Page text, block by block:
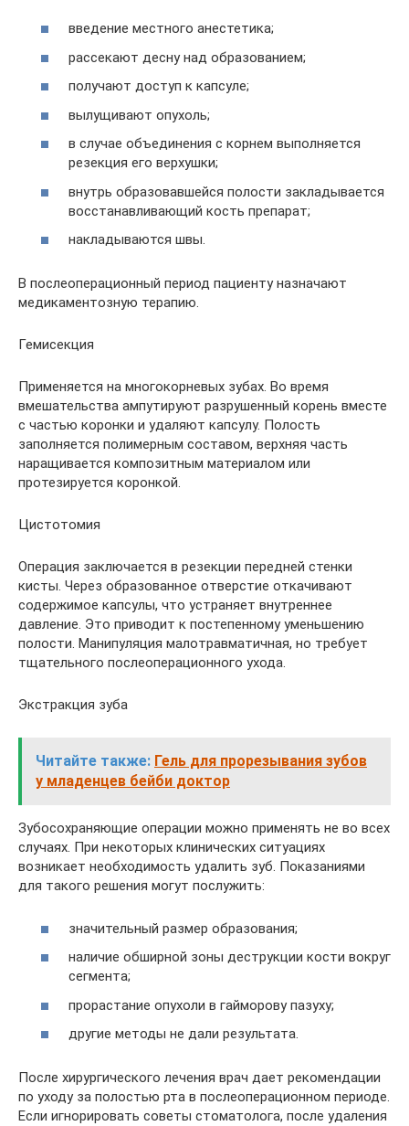
введение местного анестетика;
рассекают десну над образованием;
получают доступ к капсуле;
вылущивают опухоль;
в случае объединения с корнем выполняется
резекция его верхушки;
внутрь образовавшейся полости закладывается
восстанавливающий кость препарат;
накладываются швы.
В послеоперационный период пациенту назначают
медикаментозную терапию.
Гемисекция
Применяется на многокорневых зубах. Во время
вмешательства ампутируют разрушенный корень вместе
с частью коронки и удаляют капсулу. Полость
заполняется полимерным составом, верхняя часть
наращивается композитным материалом или
протезируется коронкой.
Цистотомия
Операция заключается в резекции передней стенки
кисты. Через образованное отверстие откачивают
содержимое капсулы, что устраняет внутреннее
давление. Это приводит к постепенному уменьшению
полости. Манипуляция малотравматичная, но требует
тщательного послеоперационного ухода.
Экстракция зуба
Читайте также: Гель для прорезывания зубов
у младенцев бейби доктор
Зубосохраняющие операции можно применять не во всех
случаях. При некоторых клинических ситуациях
возникает необходимость удалить зуб. Показаниями
для такого решения могут послужить:
значительный размер образования;
наличие обширной зоны деструкции кости вокруг
сегмента;
прорастание опухоли в гайморову пазуху;
другие методы не дали результата.
После хирургического лечения врач дает рекомендации
по уходу за полостью рта в послеоперационном периоде.
Если игнорировать советы стоматолога, после удаления